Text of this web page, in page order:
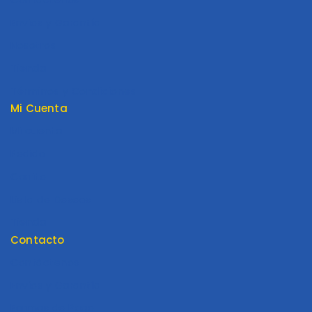
Mi Cuenta
Contacto